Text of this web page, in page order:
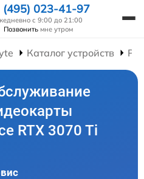
(495) 023-41-97
с 9:00 до 21:00
Позвонить мне утром
Каталог устройств
RTX 3070 Ti